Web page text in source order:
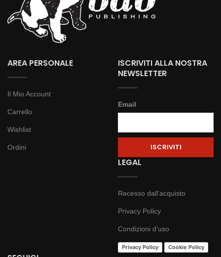
AREA PERSONALE
Il Mio Account
Carrello
Wishlist
Ordini
ISCRIVITI ALLA NOSTRA
NEWSLETTER
Email
LEGAL
Recesso dall’acquisto
Privacy Policy
Condizioni d’uso
Privacy Policy Cookie Policy